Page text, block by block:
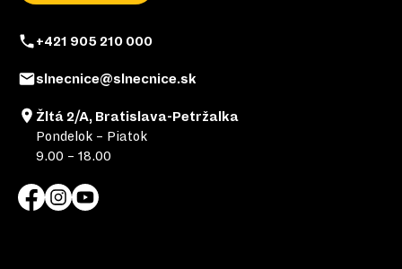
+421 905 210 000
slnecnice@slnecnice.sk
Žltá 2/A, Bratislava-Petržalka
Pondelok – Piatok
9.00 – 18.00